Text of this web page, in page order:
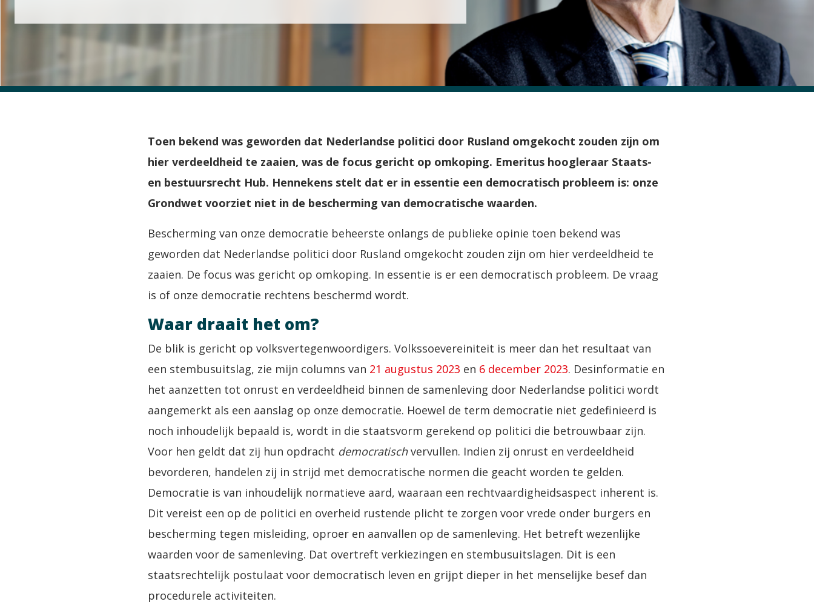
Toen bekend was geworden dat Nederlandse politici door Rusland omgekocht zouden zijn om
hier verdeeldheid te zaaien, was de focus gericht op omkoping. Emeritus hoogleraar Staats-
en bestuursrecht Hub. Hennekens stelt dat er in essentie een democratisch probleem is: onze
Grondwet voorziet niet in de bescherming van democratische waarden.
Bescherming van onze democratie beheerste onlangs de publieke opinie toen bekend was
geworden dat Nederlandse politici door Rusland omgekocht zouden zijn om hier verdeeldheid te
zaaien. De focus was gericht op omkoping. In essentie is er een democratisch probleem. De vraag
is of onze democratie rechtens beschermd wordt.
Waar draait het om?
De blik is gericht op volksvertegenwoordigers. Volkssoevereiniteit is meer dan het resultaat van
een stembusuitslag, zie mijn columns van 21 augustus 2023 en 6 december 2023. Desinformatie en
het aanzetten tot onrust en verdeeldheid binnen de samenleving door Nederlandse politici wordt
aangemerkt als een aanslag op onze democratie. Hoewel de term democratie niet gedefinieerd is
noch inhoudelijk bepaald is, wordt in die staatsvorm gerekend op politici die betrouwbaar zijn.
Voor hen geldt dat zij hun opdracht democratischvervullen. Indien zij onrust en verdeeldheid
bevorderen, handelen zij in strijd met democratische normen die geacht worden te gelden.
Democratie is van inhoudelijk normatieve aard, waaraan een rechtvaardigheidsaspect inherent is.
Dit vereist een op de politici en overheid rustende plicht te zorgen voor vrede onder burgers en
bescherming tegen misleiding, oproer en aanvallen op de samenleving. Het betreft wezenlijke
waarden voor de samenleving. Dat overtreft verkiezingen en stembusuitslagen. Dit is een
staatsrechtelijk postulaat voor democratisch leven en grijpt dieper in het menselijke besef dan
procedurele activiteiten.